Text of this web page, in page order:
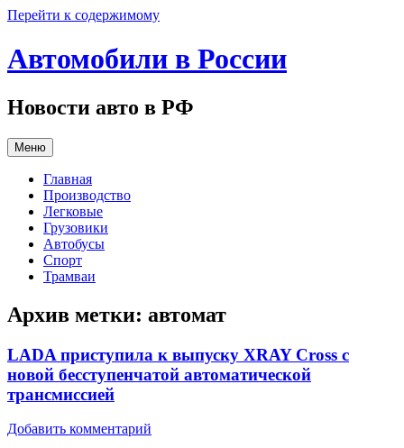
Перейти к содержимому
Автомобили в России
Новости авто в РФ
Меню
Главная
Производство
Легковые
Грузовики
Автобусы
Спорт
Трамваи
Архив метки: автомат
LADA приступила к выпуску XRAY Cross с
новой бесступенчатой автоматической
трансмиссией
Добавить комментарий